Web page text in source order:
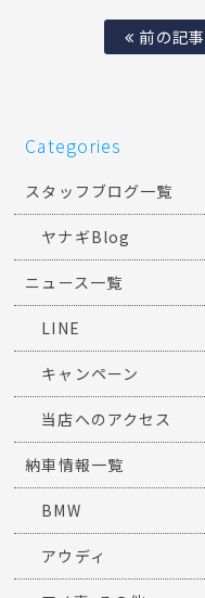
前の記事
Categories
スタッフブログ一覧
ヤナギBlog
ニュース一覧
LINE
キャンペーン
当店へのアクセス
納車情報一覧
BMW
アウディ